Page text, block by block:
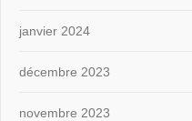
janvier 2024
décembre 2023
novembre 2023